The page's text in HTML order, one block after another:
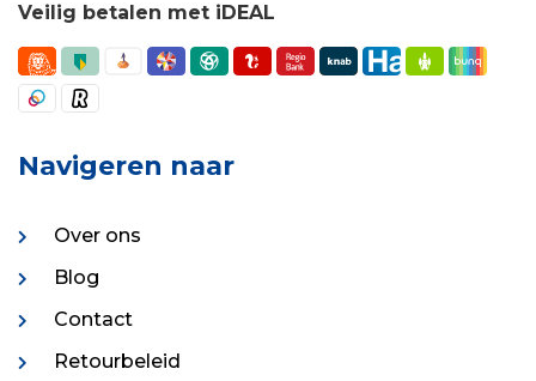
Veilig betalen met iDEAL
Navigeren naar
Over ons
Blog
Contact
Retourbeleid